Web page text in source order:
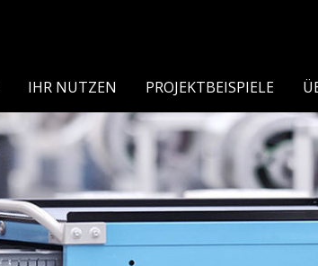
IHR NUTZEN PROJEKTBEISPIELE